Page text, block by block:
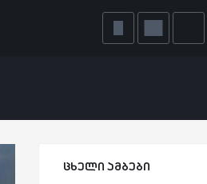
ცხელი ამბები